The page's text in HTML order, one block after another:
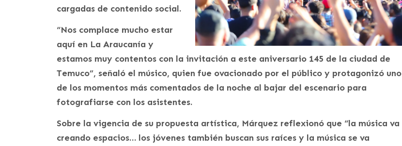
cargadas de contenido social.
“Nos complace mucho estar
aquí en La Araucanía y
estamos muy contentos con la invitación a este aniversario 145 de la ciudad de
Temuco”, señaló el músico, quien fue ovacionado por el público y protagonizó uno
de los momentos más comentados de la noche al bajar del escenario para
fotografiarse con los asistentes.
Sobre la vigencia de su propuesta artística, Márquez reflexionó que “la música va
creando espacios… los jóvenes también buscan sus raíces y la música se va